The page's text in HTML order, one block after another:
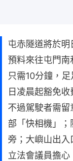
屯赤隧道將於
預料來往屯門
只需10分鐘，
日凌晨起豁免收
不過駕駛者需
部「快相機」
旁；大嶼山出
立法會議員擔